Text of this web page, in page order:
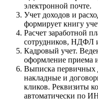
электронной почте.
Учет доходов и
формирует книгу
Расчет заработной
сотрудников, НДФЛ
Кадровый учет.
оформление приема
Выписка первичных
накладные и
кликов. Реквизиты
автоматически по